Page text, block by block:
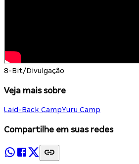
8-Bit/Divulgação
Veja mais sobre
Laid-Back CampYuru Camp
Compartilhe em suas redes